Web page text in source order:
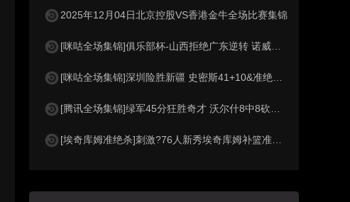
2025年12月04日北京控股VS香港金牛全场比赛集锦
[咪咕全场集锦]俱乐部杯-山西拒绝广东逆转 诺威尔29+6 张宁19分 徐杰25+11
[咪咕全场集锦]深圳险胜新疆 史密斯41+10&准绝杀 李炎哲20+7
[腾讯全场集锦]绿军45分狂胜奇才 沃尔什8中8砍新高22分 怀特30+9 白魔11中2
[埃奇库姆准绝杀]刺激?76人新秀埃奇库姆补篮准绝杀勇士！马克西钉板拒绝反绝杀